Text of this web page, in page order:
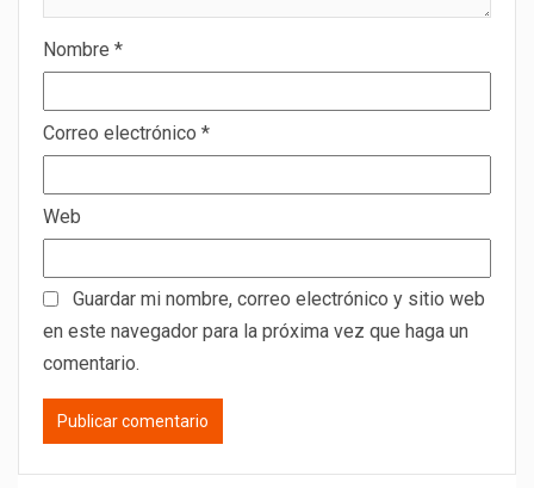
Nombre *
Correo electrónico *
Web
Guardar mi nombre, correo electrónico y sitio web
en este navegador para la próxima vez que haga un
comentario.